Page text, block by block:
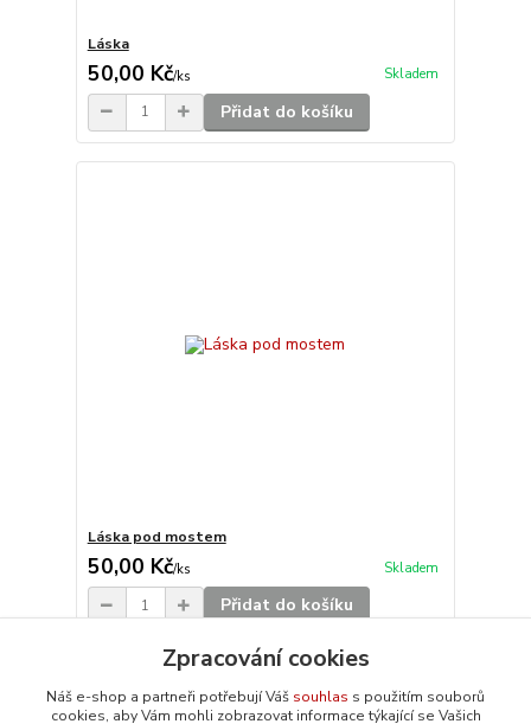
Láska
50,00 Kč/ks Skladem
Přidat do košíku
Láska pod mostem
50,00 Kč/ks Skladem
Přidat do košíku
Načíst další produkty (20)
Zpracování cookies
Náš e-shop a partneři potřebují Váš souhlas s použitím souborů
cookies, aby Vám mohli zobrazovat informace týkající se Vašich